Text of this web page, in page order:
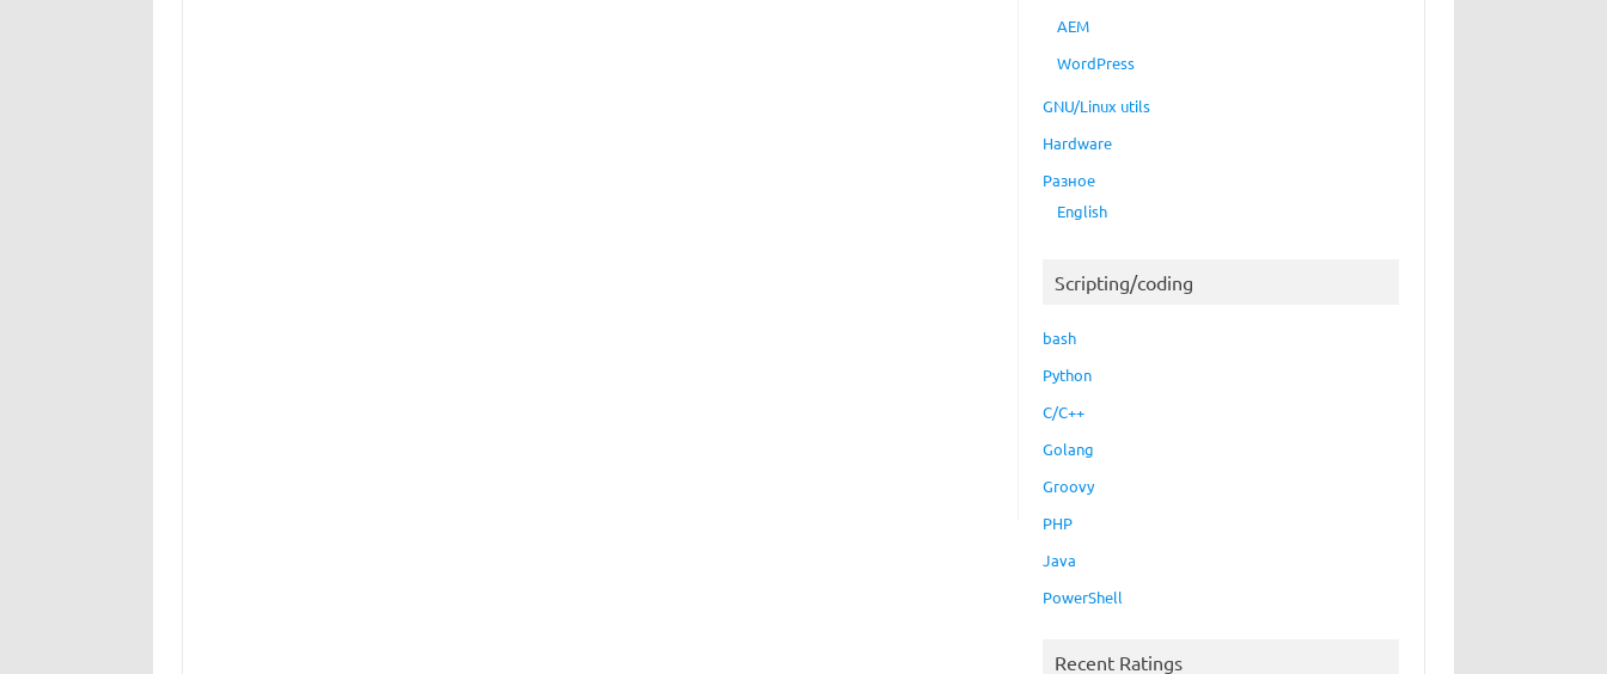
AEM
WordPress
GNU/Linux utils
Hardware
Разное
English
Scripting/coding
bash
Python
C/C++
Golang
Groovy
PHP
Java
PowerShell
Recent Ratings